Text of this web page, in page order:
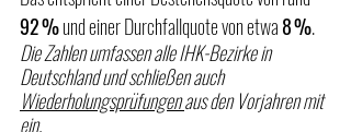
92 % und einer Durchfallquote von etwa 8 %.
Die Zahlen umfassen alle IHK-Bezirke in
Deutschland und schließen auch
Wiederholungsprüfungen aus den Vorjahren mit
ein.